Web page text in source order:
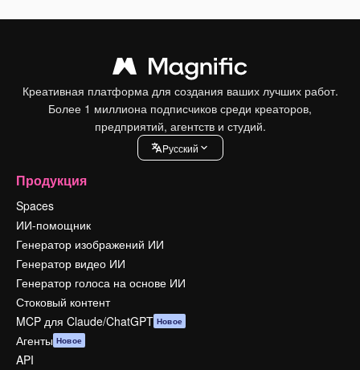
Креативная платформа для создания ваших лучших работ.
Более 1 миллиона подписчиков среди креаторов,
предприятий, агентств и студий.
Pусский
Продукция
Spaces
ИИ-помощник
Генератор изображений ИИ
Генератор видео ИИ
Генератор голоса на основе ИИ
Стоковый контент
MCP для Claude/ChatGPT Новое
Агенты Новое
API